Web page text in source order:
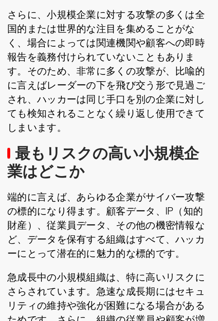
さらに、小規模企業に対する攻撃の多くは全
国的または世界的な注目を集めることがな
く、場合によっては関連機関や顧客への即時
報告を義務付けられていないこともありま
す。そのため、非常に多くの攻撃が、比喩的
に言えばレーダーの下を飛び交う形で見過ご
され、ハッカーは同じ手口を別の企業に対し
ても検知されることなく繰り返し使用できて
しまいます。
最もリスクの高い小規模企
業はどこか
端的に言えば、あらゆる企業がサイバー攻撃
の標的になり得ます。顧客データ、IP（知的
財産）、従業員データ、その他の機密情報な
ど、データを保有する組織はすべて、ハッカ
ーにとって潜在的に魅力的な標的です。
急成長中の小規模組織は、特に高いリスクに
さらされています。急速な成長期にはセキュ
リティの維持や強化が困難になる場合がある